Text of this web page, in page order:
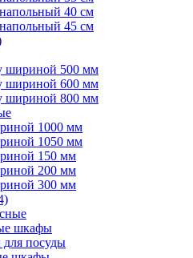
40 см
45 см
шириной 500 мм
шириной 600 мм
шириной 800 мм
1000 мм
1050 мм
150 мм
200 мм
300 мм
шкафы
посуды